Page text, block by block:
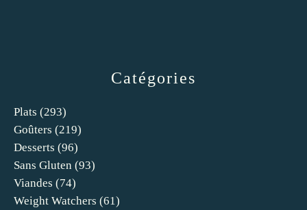
Catégories
Plats (293)
Goûters (219)
Desserts (96)
Sans Gluten (93)
Viandes (74)
Weight Watchers (61)